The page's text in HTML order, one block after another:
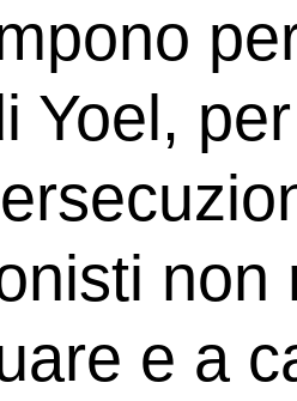
Yoel,
non
e a